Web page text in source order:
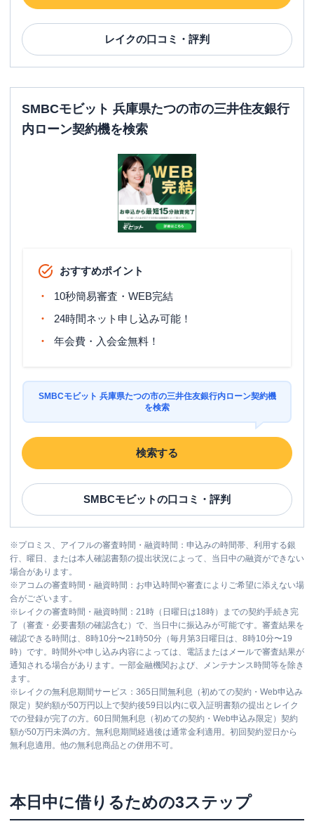
レイクの口コミ・評判
SMBCモビット 兵庫県たつの市の三井住友銀行
内ローン契約機を検索
おすすめポイント
10秒簡易審査・WEB完結
24時間ネット申し込み可能！
年会費・入会金無料！
SMBCモビット 兵庫県たつの市の三井住友銀行内ローン契約機
を検索
検索する
SMBCモビットの口コミ・評判
※プロミス、アイフルの審査時間・融資時間：申込みの時間帯、利用する銀
行、曜日、または本人確認書類の提出状況によって、当日中の融資ができない
場合があります。
※アコムの審査時間・融資時間：お申込時間や審査によりご希望に添えない場
合がございます。
※ レイクの審査時間・融資時間：21時（日曜日は18時）までの契約手続き完
了（審査・必要書類の確認含む）で、当日中に振込みが可能です。審査結果を
確認できる時間は、8時10分〜21時50分（毎月第3日曜日は、8時10分〜19
時）です。時間外や申し込み内容によっては、電話またはメールで審査結果が
通知される場合があります。一部金融機関および、メンテナンス時間等を除き
ます。
※ レイクの無利息期間サービス：365日間無利息（初めての契約・Web申込み
限定）契約額が50万円以上で契約後59日以内に収入証明書類の提出とレイク
での登録が完了の方。60日間無利息（初めての契約・Web申込み限定）契約
額が50万円未満の方。無利息期間経過後は通常金利適用。初回契約翌日から
無利息適用。他の無利息商品との併用不可。
本日中に借りるための3ステップ